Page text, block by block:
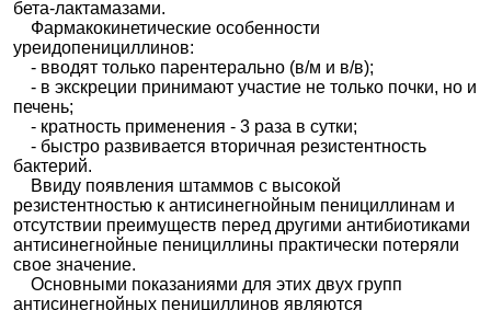
бета-лактамазами.
Фармакокинетические особенности
уреидопенициллинов:
- вводят только парентерально (в/м и в/в);
- в экскреции принимают участие не только почки, но и
печень;
- кратность применения - 3 раза в сутки;
- быстро развивается вторичная резистентность
бактерий.
Ввиду появления штаммов с высокой
резистентностью к антисинегнойным пенициллинам и
отсутствии преимуществ перед другими антибиотиками
антисинегнойные пенициллины практически потеряли
свое значение.
Основными показаниями для этих двух групп
антисинегнойных пенициллинов являются